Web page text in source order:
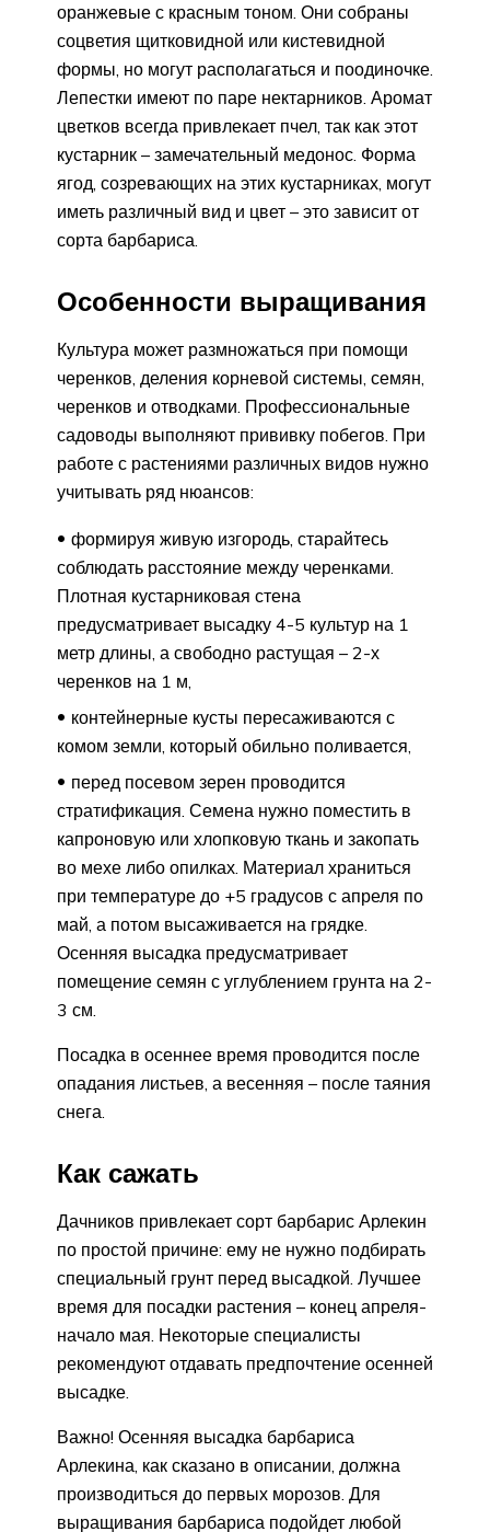
оранжевые с красным тоном. Они собраны
соцветия щитковидной или кистевидной
формы, но могут располагаться и поодиночке.
Лепестки имеют по паре нектарников. Аромат
цветков всегда привлекает пчел, так как этот
кустарник – замечательный медонос. Форма
ягод, созревающих на этих кустарниках, могут
иметь различный вид и цвет – это зависит от
сорта барбариса.
Особенности выращивания
Культура может размножаться при помощи
черенков, деления корневой системы, семян,
черенков и отводками. Профессиональные
садоводы выполняют прививку побегов. При
работе с растениями различных видов нужно
учитывать ряд нюансов:
формируя живую изгородь, старайтесь
соблюдать расстояние между черенками.
Плотная кустарниковая стена
предусматривает высадку 4-5 культур на 1
метр длины, а свободно растущая – 2-х
черенков на 1 м,
контейнерные кусты пересаживаются с
комом земли, который обильно поливается,
перед посевом зерен проводится
стратификация. Семена нужно поместить в
капроновую или хлопковую ткань и закопать
во мехе либо опилках. Материал храниться
при температуре до +5 градусов с апреля по
май, а потом высаживается на грядке.
Осенняя высадка предусматривает
помещение семян с углублением грунта на 2-
3 см.
Посадка в осеннее время проводится после
опадания листьев, а весенняя – после таяния
снега.
Как сажать
Дачников привлекает сорт барбарис Арлекин
по простой причине: ему не нужно подбирать
специальный грунт перед высадкой. Лучшее
время для посадки растения – конец апреля-
начало мая. Некоторые специалисты
рекомендуют отдавать предпочтение осенней
высадке.
Важно! Осенняя высадка барбариса
Арлекина, как сказано в описании, должна
производиться до первых морозов. Для
выращивания барбариса подойдет любой